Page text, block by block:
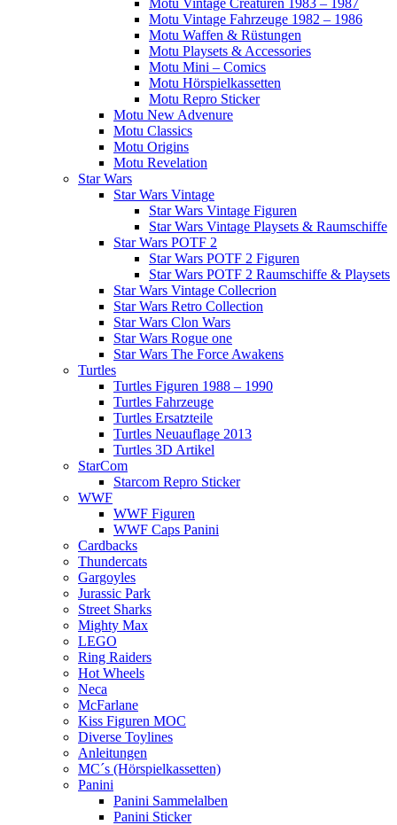
Motu Vintage Fahrzeuge 1982 – 1986
Motu Waffen & Rüstungen
Motu Playsets & Accessories
Motu Mini – Comics
Motu Hörspielkassetten
Motu Repro Sticker
Motu New Advenure
Motu Classics
Motu Origins
Motu Revelation
Star Wars
Star Wars Vintage
Star Wars Vintage Figuren
Star Wars Vintage Playsets & Raumschiffe
Star Wars POTF 2
Star Wars POTF 2 Figuren
Star Wars POTF 2 Raumschiffe & Playsets
Star Wars Vintage Collecrion
Star Wars Retro Collection
Star Wars Clon Wars
Star Wars Rogue one
Star Wars The Force Awakens
Turtles
Turtles Figuren 1988 – 1990
Turtles Fahrzeuge
Turtles Ersatzteile
Turtles Neuauflage 2013
Turtles 3D Artikel
StarCom
Starcom Repro Sticker
WWF
WWF Figuren
WWF Caps Panini
Cardbacks
Thundercats
Gargoyles
Jurassic Park
Street Sharks
Mighty Max
LEGO
Ring Raiders
Hot Wheels
Neca
McFarlane
Kiss Figuren MOC
Diverse Toylines
Anleitungen
MC´s (Hörspielkassetten)
Panini
Panini Sammelalben
Panini Sticker